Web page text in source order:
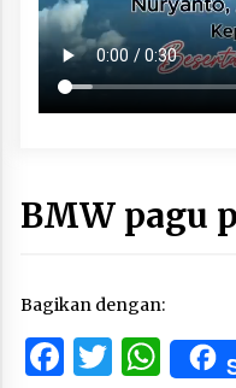
BMW pagu
Bagikan dengan: